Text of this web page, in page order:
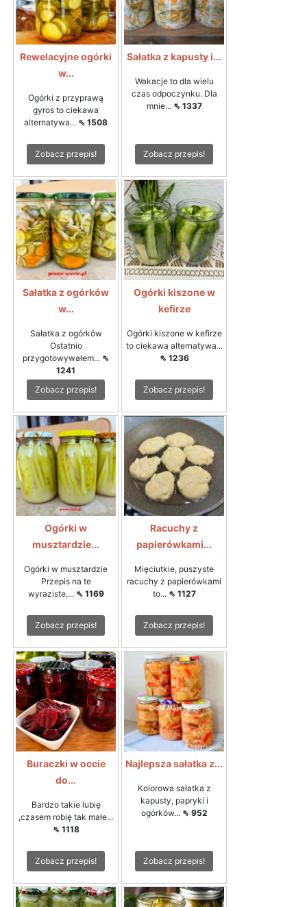
Rewelacyjne ogórki
w...
Ogórki z przyprawą
gyros to ciekawa
alternatywa... ⇖ 1508
Zobacz przepis!
Sałatka z kapusty i...
Wakacje to dla wielu
czas odpoczynku. Dla
mnie... ⇖ 1337
Zobacz przepis!
Sałatka z ogórków
w...
Sałatka z ogórków
Ostatnio
przygotowywałem... ⇖
1241
Zobacz przepis!
Ogórki kiszone w
kefirze
Ogórki kiszone w kefirze
to ciekawa alternatywa...
⇖ 1236
Zobacz przepis!
Ogórki w
musztardzie...
Ogórki w musztardzie
Przepis na te
wyraziste,... ⇖ 1169
Zobacz przepis!
Racuchy z
papierówkami...
Mięciutkie, puszyste
racuchy z papierówkami
to... ⇖ 1127
Zobacz przepis!
Buraczki w occie
do...
Bardzo takie lubię
,czasem robię tak małe...
⇖ 1118
Zobacz przepis!
Najlepsza sałatka z...
Kolorowa sałatka z
kapusty, papryki i
ogórków... ⇖ 952
Zobacz przepis!